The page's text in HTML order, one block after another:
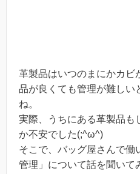
革製品はいつのまにかカビ
品が良くても管理が難しい
ね。
実際、うちにある革製品も
か不安でした(;^ω^)
そこで、バッグ屋さんで働
管理」について話を聞いて